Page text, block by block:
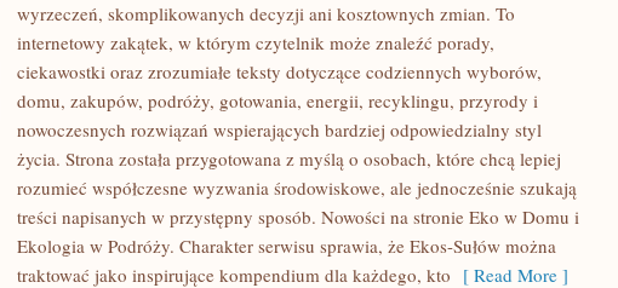
ŚWIADOME
ZAKUPY
wyrzeczeń, skomplikowanych decyzji ani kosztownych zmian. To
internetowy zakątek, w którym czytelnik może znaleźć porady,
ciekawostki oraz zrozumiałe teksty dotyczące codziennych wyborów,
domu, zakupów, podróży, gotowania, energii, recyklingu, przyrody i
nowoczesnych rozwiązań wspierających bardziej odpowiedzialny styl
życia. Strona została przygotowana z myślą o osobach, które chcą lepiej
rozumieć współczesne wyzwania środowiskowe, ale jednocześnie szukają
treści napisanych w przystępny sposób. Nowości na stronie Eko w Domu i
Ekologia w Podróży. Charakter serwisu sprawia, że Ekos-Sułów można
traktować jako inspirujące kompendium dla każdego, kto [ Read More ]